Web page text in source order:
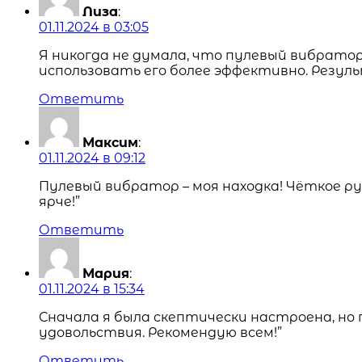
Лиза:
01.11.2024 в 03:05
Я никогда не думала, что пулевый
использовать его более эффективно.
Ответить
Максим:
01.11.2024 в 09:12
Пулевый вибратор – моя находка! Чёткое
ярче!”
Ответить
Мария:
01.11.2024 в 15:34
Сначала я была скептически настроена,
удовольствия. Рекомендую всем!”